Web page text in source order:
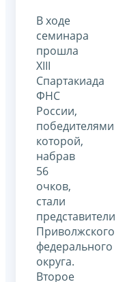
В ходе
семинара
прошла
XIII
Спартакиада
ФНС
России,
победителями
которой,
набрав
56
очков,
стали
представители
Приволжского
федерального
округа.
Второе